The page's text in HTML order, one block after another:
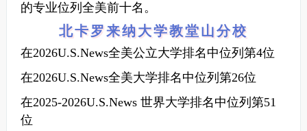
的专业位列全美前十名。
北卡罗来纳大学教堂山分校
在2026U.S.News全美公立大学排名中位列第4位
在2026U.S.News全美大学排名中位列第26位
在2025-2026U.S.News 世界大学排名中位列第51
位